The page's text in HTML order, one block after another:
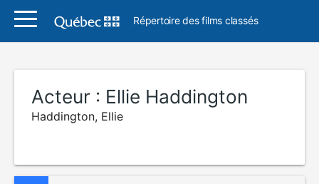
Répertoire des films classés
Acteur : Ellie Haddington
Haddington, Ellie